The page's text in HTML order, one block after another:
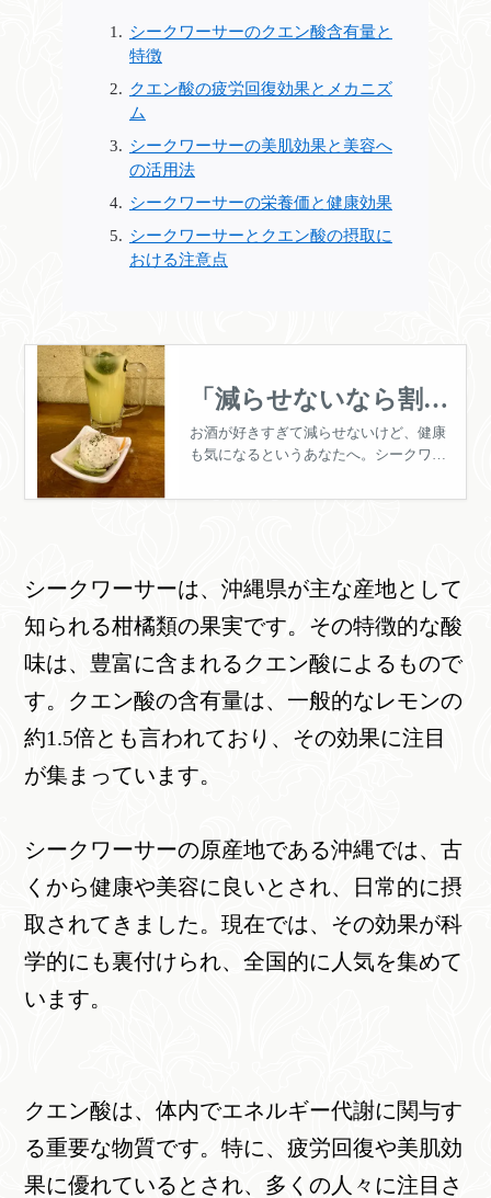
シークワーサーのクエン酸含有量と
特徴
クエン酸の疲労回復効果とメカニズ
ム
シークワーサーの美肌効果と美容へ
の活用法
シークワーサーの栄養価と健康効果
シークワーサーとクエン酸の摂取に
おける注意点
「減らせないなら割っ
て飲も！」 酒飲みの味
方、シークワーサーの
効果とは
お酒が好きすぎて減らせないけど、健康
も気になるというあなたへ。シークワー
あなたの体への負担をマシにできます。
シークワーサーは、沖縄県が主な産地として
知られる柑橘類の果実です。その特徴的な酸
味は、豊富に含まれるクエン酸によるもので
す。クエン酸の含有量は、一般的なレモンの
約1.5倍とも言われており、その効果に注目
が集まっています。
シークワーサーの原産地である沖縄では、古
くから健康や美容に良いとされ、日常的に摂
取されてきました。現在では、その効果が科
学的にも裏付けられ、全国的に人気を集めて
います。
クエン酸は、体内でエネルギー代謝に関与す
る重要な物質です。特に、疲労回復や美肌効
果に優れているとされ、多くの人々に注目さ